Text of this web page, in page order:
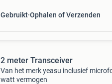
Gebruikt Ophalen of Verzenden
2 meter Transceiver
Van het merk yeasu inclusief
watt vermogen